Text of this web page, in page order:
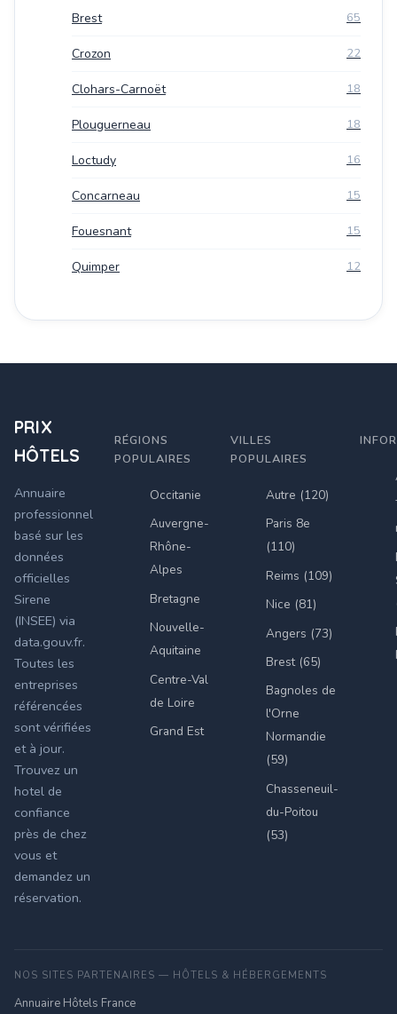
Brest 65
Crozon 22
Clohars-Carnoët 18
Plouguerneau 18
Loctudy 16
Concarneau 15
Fouesnant 15
Quimper 12
PRIX
HÔTELS
Annuaire
professionnel
basé sur les
données
officielles
Sirene
(INSEE) via
data.gouv.fr.
Toutes les
entreprises
référencées
sont vérifiées
et à jour.
Trouvez un
hotel de
confiance
près de chez
vous et
demandez un
réservation.
RÉGIONS
POPULAIRES
Occitanie
Auvergne-
Rhône-
Alpes
Bretagne
Nouvelle-
Aquitaine
Centre-Val
de Loire
Grand Est
VILLES
POPULAIRES
Autre (120)
Paris 8e
(110)
Reims (109)
Nice (81)
Angers (73)
Brest (65)
Bagnoles de
l'Orne
Normandie
(59)
Chasseneuil-
du-Poitou
(53)
NOS SITES PARTENAIRES — HÔTELS & HÉBERGEMENTS
Annuaire Hôtels France